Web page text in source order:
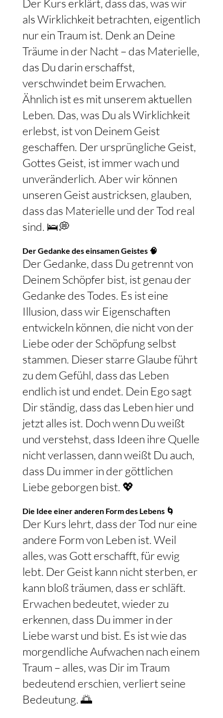
Der Kurs erklärt, dass das, was wir
als Wirklichkeit betrachten, eigentlich
nur ein Traum ist. Denk an Deine
Träume in der Nacht – das Materielle,
das Du darin erschaffst,
verschwindet beim Erwachen.
Ähnlich ist es mit unserem aktuellen
Leben. Das, was Du als Wirklichkeit
erlebst, ist von Deinem Geist
geschaffen. Der ursprüngliche Geist,
Gottes Geist, ist immer wach und
unveränderlich. Aber wir können
unseren Geist austricksen, glauben,
dass das Materielle und der Tod real
sind. 🛌💭
Der Gedanke des einsamen Geistes 🧠
Der Gedanke, dass Du getrennt von
Deinem Schöpfer bist, ist genau der
Gedanke des Todes. Es ist eine
Illusion, dass wir Eigenschaften
entwickeln können, die nicht von der
Liebe oder der Schöpfung selbst
stammen. Dieser starre Glaube führt
zu dem Gefühl, dass das Leben
endlich ist und endet. Dein Ego sagt
Dir ständig, dass das Leben hier und
jetzt alles ist. Doch wenn Du weißt
und verstehst, dass Ideen ihre Quelle
nicht verlassen, dann weißt Du auch,
dass Du immer in der göttlichen
Liebe geborgen bist. 💖
Die Idee einer anderen Form des Lebens 🌀
Der Kurs lehrt, dass der Tod nur eine
andere Form von Leben ist. Weil
alles, was Gott erschafft, für ewig
lebt. Der Geist kann nicht sterben, er
kann bloß träumen, dass er schläft.
Erwachen bedeutet, wieder zu
erkennen, dass Du immer in der
Liebe warst und bist. Es ist wie das
morgendliche Aufwachen nach einem
Traum – alles, was Dir im Traum
bedeutend erschien, verliert seine
Bedeutung. 🌅